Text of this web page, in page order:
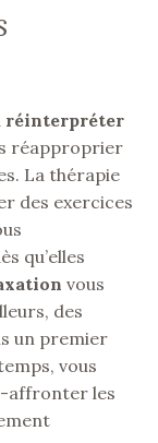
réinterpréter
réapproprier
La thérapie
des exercices
qu’elles
vous
des
un premier
vous
affronter les